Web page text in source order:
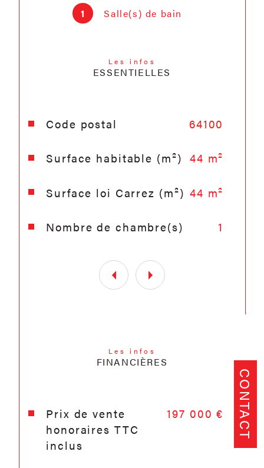
CONTACT
1
Salle(s) de bain
Les infos
ESSENTIELLES
Caractéristiques Valeurs
Code postal 64100
Surface habitable (m²) 44 m²
Surface loi Carrez (m²) 44 m²
Nombre de chambre(s) 1
COPROPRIÉTÉ
Les infos
FINANCIÈRES
Prix de vente
honoraires TTC
inclus
197 000 €